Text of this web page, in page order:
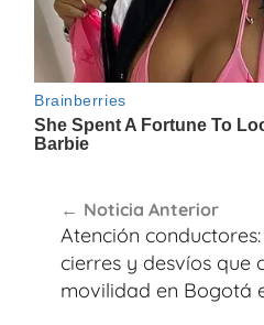
de
entradas
Noticia Anterior
Atención
cierres y desvíos que
movilidad en Bogotá